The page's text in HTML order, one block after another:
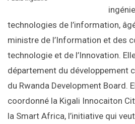
technologies de l’information,
ministre de l’Information et des
technologie et de l’Innovation.
département du développement
du Rwanda Development Board.
coordonné la Kigali Innocaiton
la Smart Africa, l’initiative qui